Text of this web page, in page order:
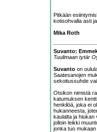
Pitkään
kotisohvalla asti
Mika Roth
Suvanto:
Tuulimaan tytär
Suvanto on
Saatesanojen
sekoitussuhde
Otsikon nimistä
katumuksen
henkilöä, joka ei
hukanneesta,
kaulalta ja hiukan
jolloin leikki
jonka tuo